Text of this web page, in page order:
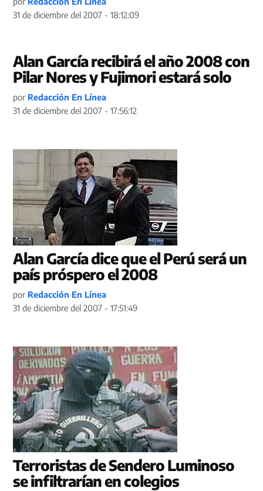
31 de diciembre del 2007 - 18:12:09
Alan García recibirá el año 2008 con
Pilar Nores y Fujimori estará solo
por Redacción En Línea
31 de diciembre del 2007 - 17:56:12
Alan García dice que el Perú será un
país próspero el 2008
por Redacción En Línea
31 de diciembre del 2007 - 17:51:49
Terroristas de Sendero Luminoso
se infiltrarían en colegios